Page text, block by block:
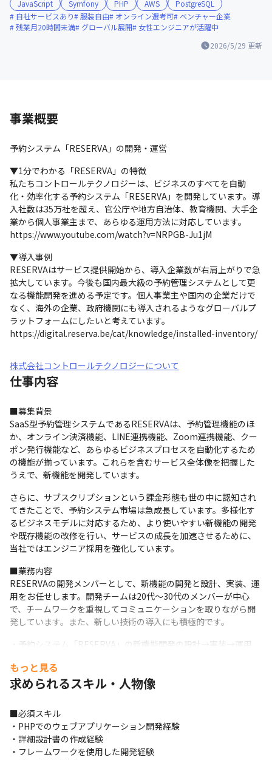
2026/5/29 更新
JavaScript Symfony PHP AWS
PostgreSQL
自社サービスあり
服装自由 オンライン選考可
ベンチャー企業
残業月20時間未満
グローバル展開 女性エンジニアが活躍中
事業概要
予約システム「RESERVA」の開発・運営
▼1分でわかる「RESERVA」の特徴
私たちコントロールテクノロジーは、ビジネスのすべてを自動
化・効率化する予約システム「RESERVA」を開発しています。導
入社数は35万社を超え、官公庁や地方自治体、教育機関、大手企
業から個人事業主まで、あらゆる運用方法に対応しています。
https://www.youtube.com/watch?v=NRPGB-Ju1jM
▼導入事例
RESERVAはサービス提供開始から、導入企業数が右肩上がりで急
拡大しています。今後も国内最大級の予約管理システムとして更
なる機能開発を進める予定です。個人事業主や国内の企業だけで
なく、海外の企業、政府機関にも導入されるようなグローバルプ
ラットフォームにしたいと考えています。
https://digital.reserva.be/cat/knowledge/installed-inventory/
株式会社コントロールテクノロジーについて
仕事内容
■募集背景
SaaS型予約管理システムであるRESERVAは、予約管理機能のほ
か、オンライン決済機能、LINE連携機能、Zoom連携機能、クー
ポン発行機能など、あらゆるビジネスプロセスを自動化するため
の機能が揃っています。これらを含むサービス全体像を把握した
うえで、新機能を開発しています。
さらに、サブスクリプションという課金形態も世の中に認知され
てきたことで、予約システム市場は急成長しています。多様化す
るビジネスモデルに対応するため、より使いやすい新機能の開発
や既存機能の改修を行い、サービスの成長を加速させるために、
当社ではエンジニア採用を強化しています。
■業務内容
RESERVAの開発メンバーとして、新機能の開発と設計、実装、運
用をお任せします。開発チームは20代～30代のメンバーが中心
で、チームワークを重視してコミュニケーションを取りながら開
発しています。また、新しい技術の導入にも積極的です。
・予約システム「RESERVA」の新機能開発の設計→実装→運用
設計やチューニングも担当可
■開発環境
フレームワーク：Symfony、Laravel
データベース：PostgreSQL
その他：AWS
もっと見る
求められるスキル・人物像
■必須スキル
・PHPでのウェブアプリケーション開発経験
・詳細設計書の作成経験
・フレームワークを使用した開発経験